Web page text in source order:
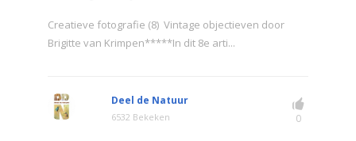
Creatieve fotografie (8) Vintage objectieven door
Brigitte van Krimpen*****In dit 8e arti...
Deel de Natuur
6532 Bekeken 0